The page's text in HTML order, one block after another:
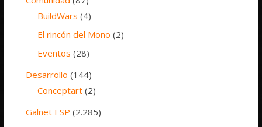
BuildWars (4)
El rincón del Mono (2)
Eventos (28)
Desarrollo (144)
Conceptart (2)
Galnet ESP (2.285)